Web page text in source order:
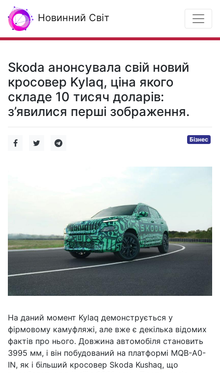
Новинний Світ
Skoda анонсувала свій новий
кросовер Kylaq, ціна якого
складе 10 тисяч доларів:
з’явилися перші зображення.
Бізнес
На даний момент Kylaq демонструється у
фірмовому камуфляжі, але вже є декілька відомих
фактів про нього. Довжина автомобіля становить
3995 мм, і він побудований на платформі MQB-A0-
IN, як і більший кросовер Skoda Kushaq, що